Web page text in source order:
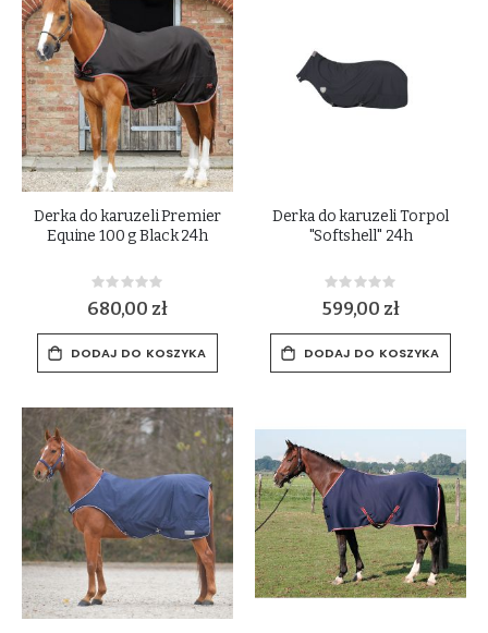
Derka do karuzeli Premier
Equine 100 g Black 24h
Rating:
0%
680,00 zł
DODAJ DO KOSZYKA
Derka do karuzeli Torpol
"Softshell" 24h
Rating:
0%
599,00 zł
DODAJ DO KOSZYKA